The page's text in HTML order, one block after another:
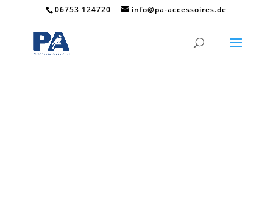
06753 124720 info@pa-accessoires.de